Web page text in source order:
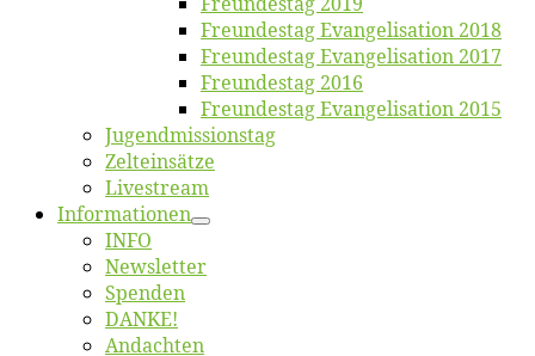
Freun­des­tag Evan­ge­li­sa­ti­on 2018
Freun­des­tag Evan­ge­li­sa­ti­on 2017
Freun­des­tag 2016
Freun­des­tag Evan­ge­li­sa­ti­on 2015
Jugend­mis­sions­tag
Zelt­ein­sät­ze
Live­stream
Informatio­nen
INFO
News­let­ter
Spen­den
DANKE!
An­dach­ten